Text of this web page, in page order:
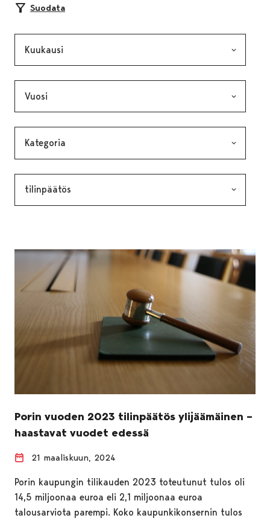
Suodata
Porin vuoden 2023 tilinpäätös ylijäämäinen –
haastavat vuodet edessä
21 maaliskuun, 2024
Porin kaupungin tilikauden 2023 toteutunut tulos oli
14,5 miljoonaa euroa eli 2,1 miljoonaa euroa
talousarviota parempi. Koko kaupunkikonsernin tulos